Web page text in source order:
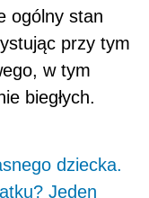
ogólny stan
przy tym
w tym
biegłych.
dziecka.
Jeden